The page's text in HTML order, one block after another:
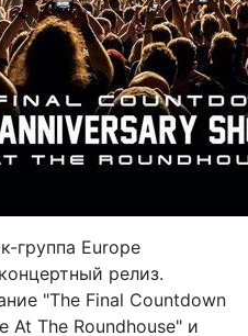
группа Europe
релиз.
"The Final Countdown
At The Roundhouse" и